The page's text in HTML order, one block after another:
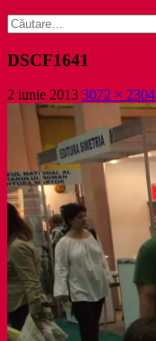
Caută
după:
DSCF1641
2 iunie 2013 3072 × 2304